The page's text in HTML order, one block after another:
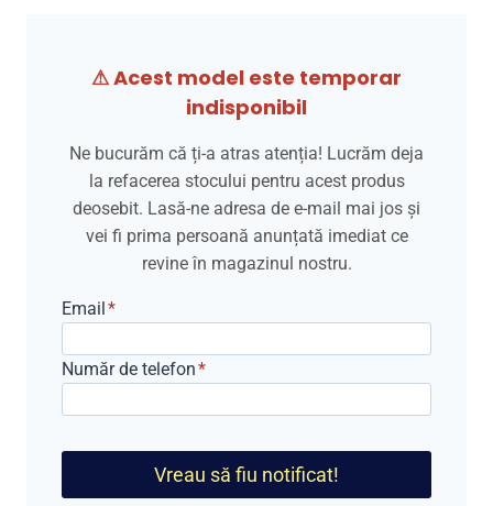
fost:
549,00 lei.
399,00 lei.
⚠ Acest model este temporar
indisponibil
Ne bucurăm că ți-a atras atenția! Lucrăm deja
la refacerea stocului pentru acest produs
deosebit. Lasă-ne adresa de e-mail mai jos și
vei fi prima persoană anunțată imediat ce
revine în magazinul nostru.
Email*
Număr de telefon*
Vreau să fiu notificat!